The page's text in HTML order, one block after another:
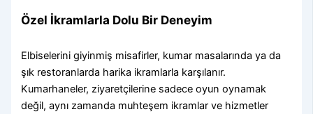
Özel İkramlarla Dolu Bir Deneyim
Elbiselerini giyinmiş misafirler, kumar masalarında ya da
şık restoranlarda harika ikramlarla karşılanır.
Kumarhaneler, ziyaretçilerine sadece oyun oynamak
değil, aynı zamanda muhteşem ikramlar ve hizmetler